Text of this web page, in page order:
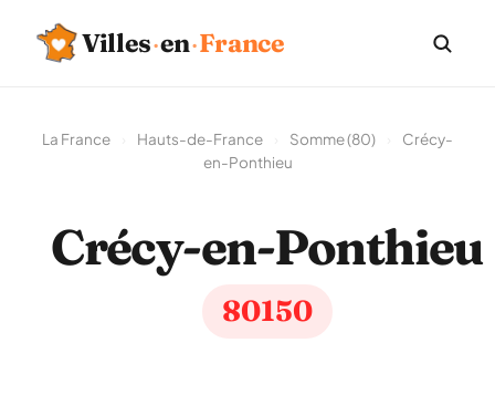
Villes·en·France
La France Hauts-de-France Somme (80)
Crécy-
en-Ponthieu
Crécy-en-Ponthieu
80150